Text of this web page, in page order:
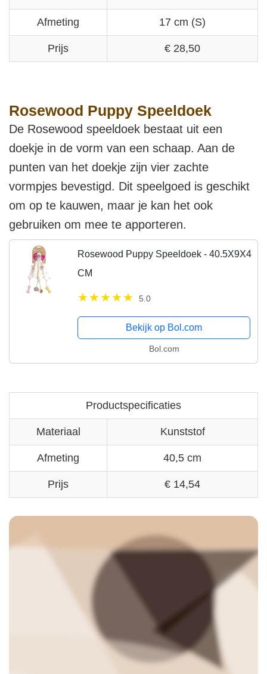
Afmeting 17 cm (S)
Prijs € 28,50
Rosewood Puppy Speeldoek
De Rosewood speeldoek bestaat uit een
doekje in de vorm van een schaap. Aan de
punten van het doekje zijn vier zachte
vormpjes bevestigd. Dit speelgoed is geschikt
om op te kauwen, maar je kan het ook
gebruiken om mee te apporteren.
Rosewood Puppy Speeldoek - 40.5X9X4
CM
5.0
Bekijk op Bol.com
Bol.com
Productspecificaties
Materiaal Kunststof
Afmeting 40,5 cm
Prijs € 14,54